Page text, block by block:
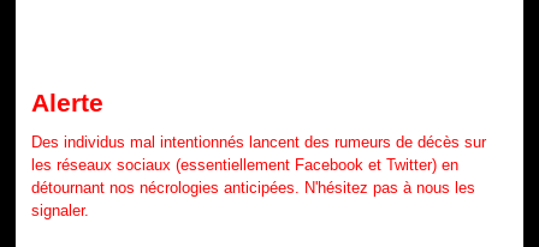
Alerte
Des individus mal intentionnés lancent des rumeurs de décès sur
les réseaux sociaux (essentiellement Facebook et Twitter) en
détournant nos nécrologies anticipées. N'hésitez pas à nous les
signaler.